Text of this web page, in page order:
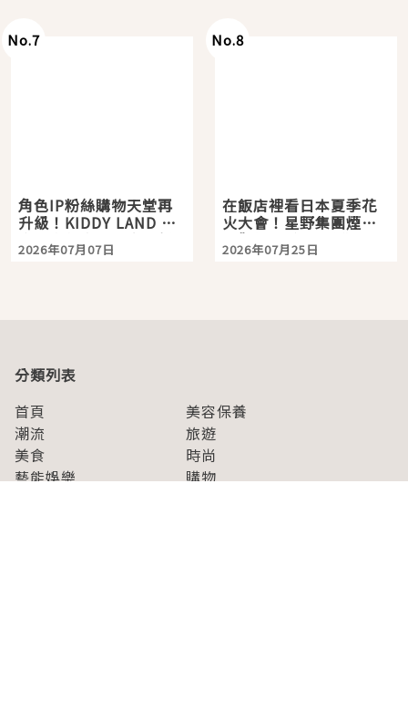
No.7
角色IP粉絲購物天堂再
升級！KIDDY LAND 原
宿店吉伊卡哇迎客，新
開幕 OMOKADO 店3分
2026年07月07日
No.8
在飯店裡看日本夏季花
火大會！星野集團煙火
景觀飯店6選，讓你不用
人擠人悠閒欣賞
2026年07月25日
分類列表
首頁
美容保養
潮流
旅遊
美食
時尚
藝能娛樂
購物